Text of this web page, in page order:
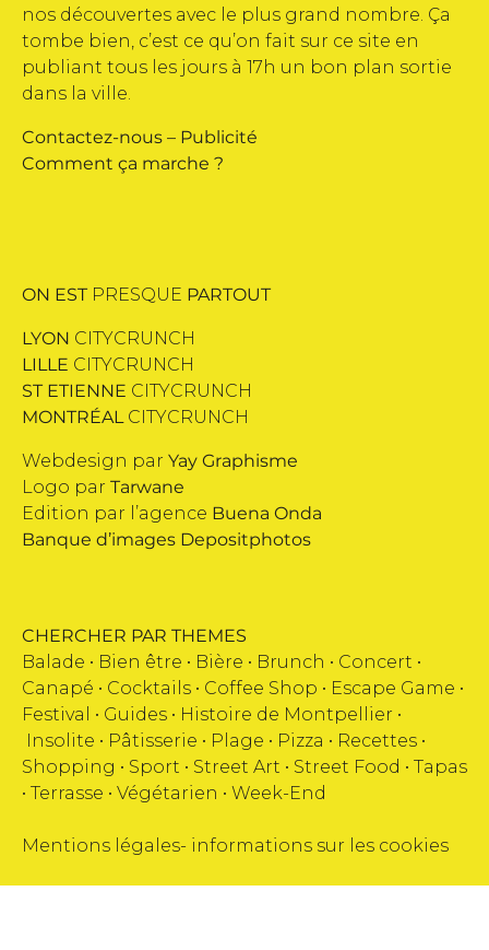
nos découvertes avec le plus grand nombre. Ça
tombe bien, c’est ce qu’on fait sur ce site en
publiant tous les jours à 17h un bon plan sortie
dans la ville.
Contactez-nous – Publicité
Comment ça marche ?
ON EST PRESQUE PARTOUT
LYON CITYCRUNCH
LILLE CITYCRUNCH
ST ETIENNE CITYCRUNCH
MONTRÉALCITYCRUNCH
Webdesign par Yay Graphisme
Logo par Tarwane
Edition par l’agence Buena Onda
Banque d’images Depositphotos
CHERCHER PAR THEMES
Balade • Bien être • Bière • Brunch • Concert •
Canapé • Cocktails • Coffee Shop • Escape Game •
Festival
• Guides • Histoire de Montpellier •
Insolite • Pâtisserie • Plage • Pizza • Recettes •
Shopping • Sport • Street Art • Street Food • Tapas
• Terrasse • Végétarien • Week-End
Mentions légales- informations sur les cookies